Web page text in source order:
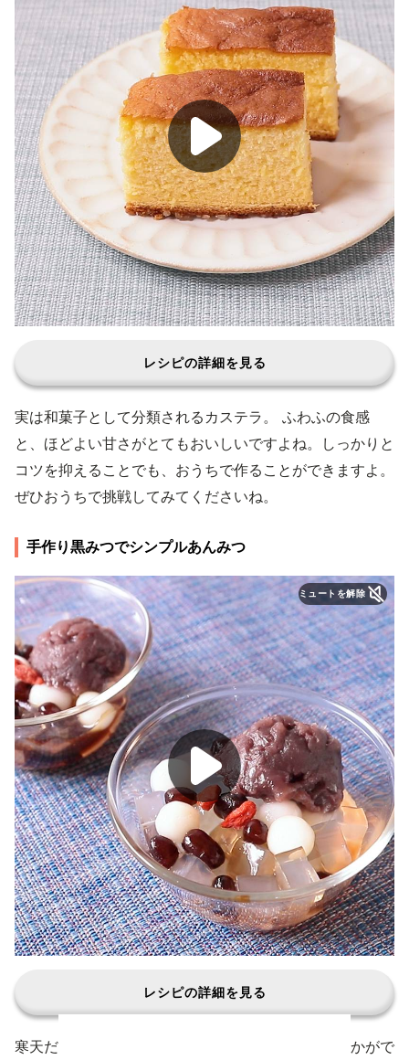
レシピの詳細を見る
実は和菓子として分類されるカステラ。 ふわふの食感
と、ほどよい甘さがとてもおいしいですよね。しっかりと
コツを抑えることでも、おうちで作ることができますよ。
ぜひおうちで挑戦してみてくださいね。
手作り黒みつでシンプルあんみつ
ミュートを解除
レシピの詳細を見る
寒天だけでなく、黒蜜も手作りで作るあんみつはいかがで